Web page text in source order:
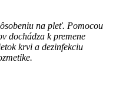
na pleť. Pomocou
dochádza k premene
krvi a dezinfekciu